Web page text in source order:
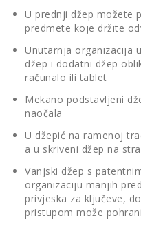
U prednji džep možete
predmete koje držite
Unutarnja organizacija
džep i dodatni džep
računalo ili tablet
Mekano podstavljeni
naočala
U džepić na ramenoj
a u skriveni džep na
Vanjski džep s
organizaciju manjih
privjeska za ključeve,
pristupom može